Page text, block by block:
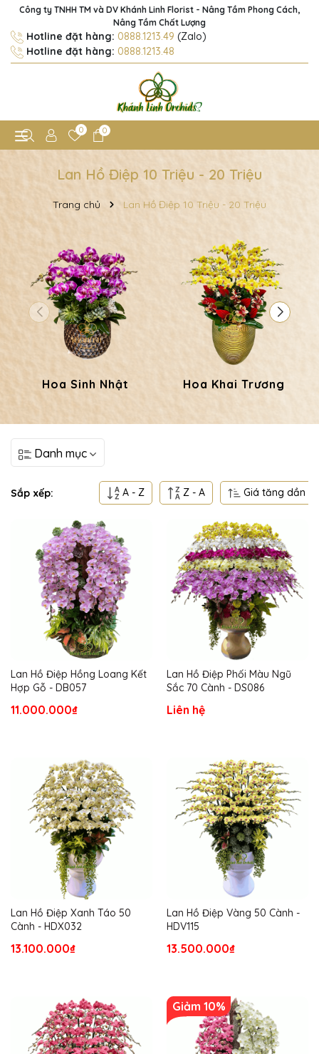
Công ty TNHH TM và DV Khánh Linh Florist - Nâng Tầm Phong Cách,
Nâng Tầm Chất Lượng
Hotline đặt hàng: 0888.1213.49 (Zalo)
Hotline đặt hàng: 0888.1213.48
0 0
Lan Hồ Điệp 10 Triệu - 20 Triệu
Trang chủ Lan Hồ Điệp 10 Triệu - 20 Triệu
Hoa Sinh Nhật Hoa Khai Trương
Danh mục
Sắp xếp: A - Z Z - A Giá tăng dần
Lan Hồ Điệp Hồng Loang Kết
Hợp Gỗ - DB057
11.000.000₫
Lan Hồ Điệp Phối Màu Ngũ
Sắc 70 Cành - DS086
Liên hệ
Lan Hồ Điệp Xanh Táo 50
Cành - HDX032
13.100.000₫
Lan Hồ Điệp Vàng 50 Cành -
HDV115
13.500.000₫
Giảm 10%